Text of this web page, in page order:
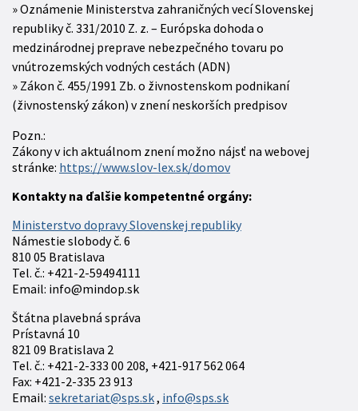
Oznámenie Ministerstva zahraničných vecí Slovenskej
republiky č. 331/2010 Z. z. – Európska dohoda o
medzinárodnej preprave nebezpečného tovaru po
vnútrozemských vodných cestách (ADN)
Zákon č. 455/1991 Zb. o živnostenskom podnikaní
(živnostenský zákon) v znení neskorších predpisov
Pozn.:
Zákony v ich aktuálnom znení možno nájsť na webovej
stránke: https://www.slov-lex.sk/domov
Kontakty na ďalšie kompetentné orgány:
Ministerstvo dopravy Slovenskej republiky
Námestie slobody č. 6
810 05 Bratislava
Tel. č.: +421-2-59494111
Email: info@mindop.sk
Štátna plavebná správa
Prístavná 10
821 09 Bratislava 2
Tel. č.: +421-2-333 00 208, +421-917 562 064
Fax: +421-2-335 23 913
Email: sekretariat@sps.sk, info@sps.sk